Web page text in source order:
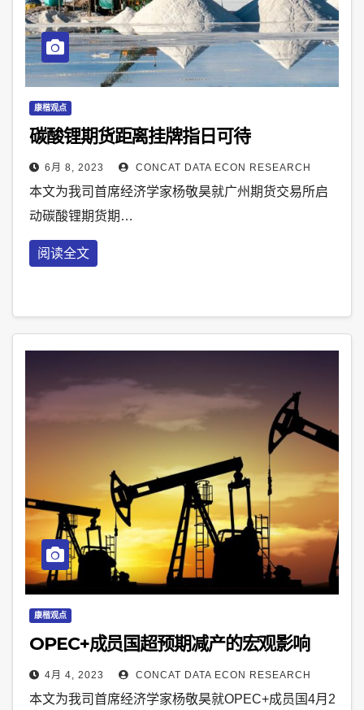
康楷观点
碳酸锂期货距离挂牌指日可待
6月 8, 2023 CONCAT DATA ECON RESEARCH
本文为我司首席经济学家杨敬昊就广州期货交易所启
动碳酸锂期货期…
阅读全文
康楷观点
OPEC+成员国超预期减产的宏观影响
4月 4, 2023 CONCAT DATA ECON RESEARCH
本文为我司首席经济学家杨敬昊就OPEC+成员国4月2